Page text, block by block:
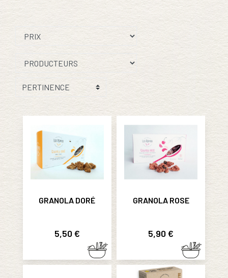
GRANOLA DORÉ
Prix
5,50 €
GRANOLA ROSE
Prix
5,90 €